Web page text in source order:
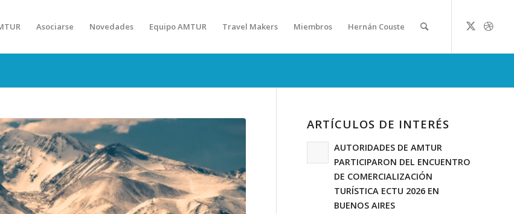
Asociarse Novedades Equipo AMTUR Travel Makers Miembros Hernán Couste
ARTÍCULOS DE INTERÉS
AUTORIDADES DE AMTUR
PARTICIPARON DEL ENCUENTRO
DE COMERCIALIZACIÓN
TURÍSTICA ECTU 2026 EN
BUENOS AIRES